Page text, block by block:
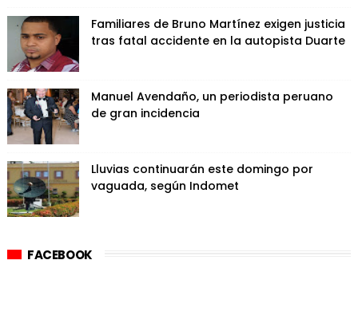
Familiares de Bruno Martínez exigen justicia
tras fatal accidente en la autopista Duarte
Manuel Avendaño, un periodista peruano
de gran incidencia
Lluvias continuarán este domingo por
vaguada, según Indomet
FACEBOOK